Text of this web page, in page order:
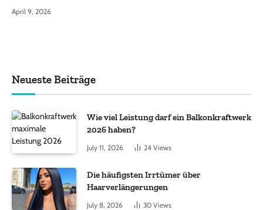
April 9, 2026
Neueste Beiträge
Wie viel Leistung darf ein Balkonkraftwerk
2026 haben?
July 11, 2026 24 Views
Die häufigsten Irrtümer über
Haarverlängerungen
July 8, 2026 30 Views